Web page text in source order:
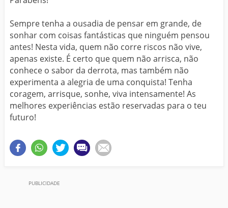
Sempre tenha a ousadia de pensar em grande, de
sonhar com coisas fantásticas que ninguém pensou
antes! Nesta vida, quem não corre riscos não vive,
apenas existe. É certo que quem não arrisca, não
conhece o sabor da derrota, mas também não
experimenta a alegria de uma conquista! Tenha
coragem, arrisque, sonhe, viva intensamente! As
melhores experiências estão reservadas para o teu
futuro!